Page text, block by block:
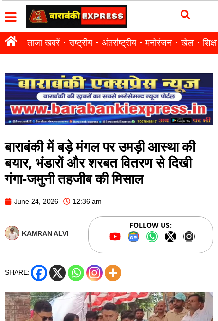
ताजा खबरें राष्ट्रीय अंतर्राष्ट्रीय मनोरंजन खेल शिक्षा
बाराबंकी में बड़े मंगल पर उमड़ी आस्था की
बयार, भंडारों और शरबत वितरण से दिखी
गंगा-जमुनी तहजीब की मिसाल
June 24, 2026 12:36 am
KAMRAN ALVI
FOLLOW US:
SHARE: